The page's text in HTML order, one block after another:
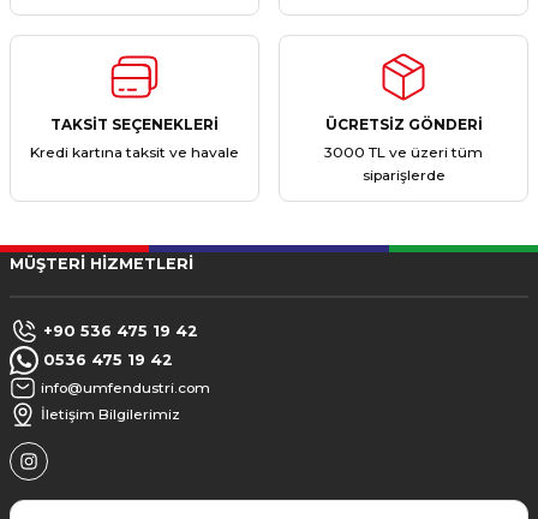
TAKSİT SEÇENEKLERİ
Kredi kartına taksit ve havale
ÜCRETSİZ GÖNDERİ
3000 TL ve üzeri tüm
siparişlerde
MÜŞTERİ HİZMETLERİ
+90 536 475 19 42
0536 475 19 42
info@umfendustri.com
İletişim Bilgilerimiz